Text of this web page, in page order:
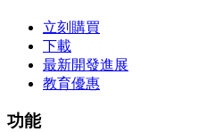
立刻購買
下載
最新開發進展
教育優惠
功能